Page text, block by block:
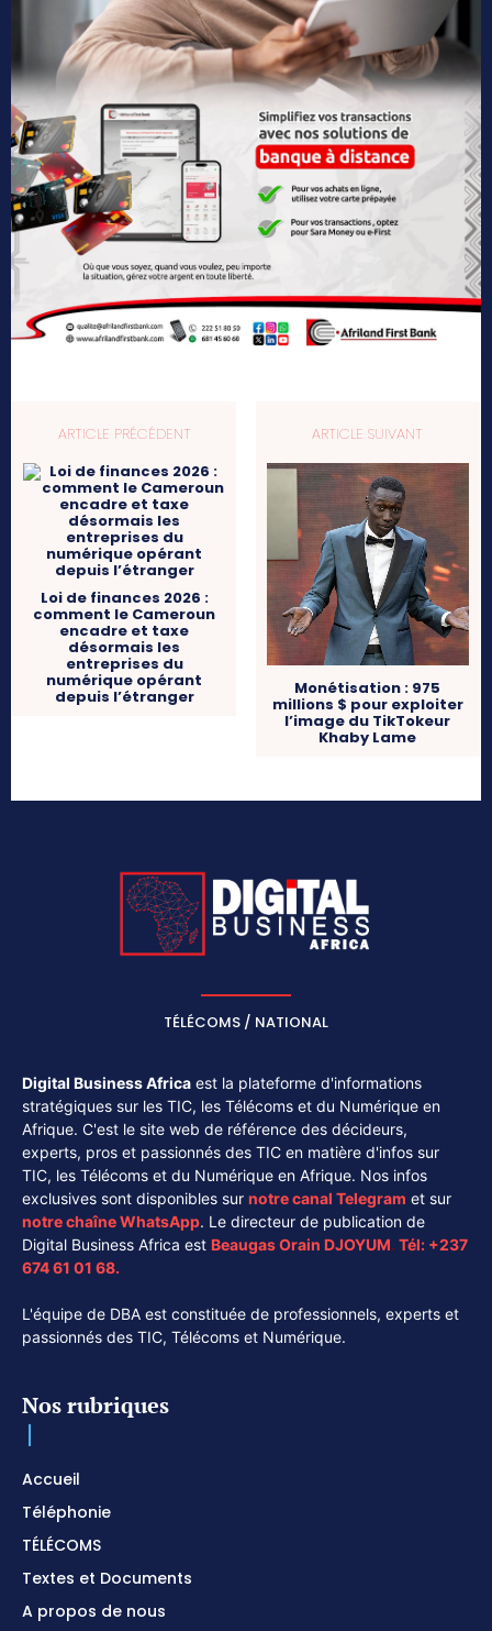
ARTICLE PRÉCÉDENT
Loi de finances 2026 :
comment le Cameroun
encadre et taxe
désormais les
entreprises du
numérique opérant
depuis l’étranger
ARTICLE SUIVANT
Monétisation : 975
millions $ pour exploiter
l’image du TikTokeur
Khaby Lame
TÉLÉCOMS / NATIONAL
Digital Business Africa est la plateforme d'informations
stratégiques sur les TIC, les Télécoms et du Numérique en
Afrique. C'est le site web de référence des décideurs,
experts, pros et passionnés des TIC en matière d'infos sur
TIC, les Télécoms et du Numérique en Afrique. Nos infos
exclusives sont disponibles sur notre canal Telegram et sur
notre chaîneWhatsApp. Le directeur de publication de
Digital Business Africa est Beaugas Orain DJOYUM. Tél: +237
674 61 01 68.
L'équipe de DBA est constituée de professionnels, experts et
passionnés des TIC, Télécoms et Numérique.
Nos rubriques
Accueil
Téléphonie
TÉLÉCOMS
Textes et Documents
A propos de nous